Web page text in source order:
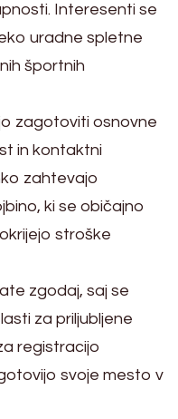
Interesenti se
uradne spletne
športnih
zagotoviti osnovne
in kontaktni
zahtevajo
ki se običajno
stroške
zgodaj, saj se
za priljubljene
registracijo
svoje mesto v